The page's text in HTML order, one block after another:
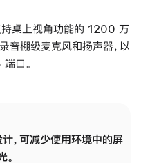
桌上视角功能的 1200 万
棚级麦克风和扬声器，以
口。
，可减少使用环境中的屏
。